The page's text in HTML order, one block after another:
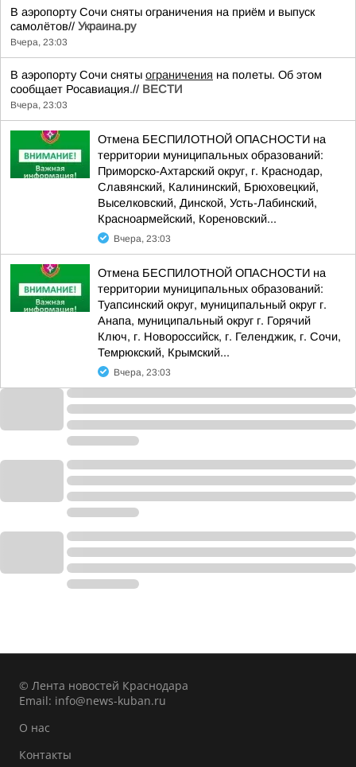
В аэропорту Сочи сняты ограничения на приём и выпуск
самолётов// Украина.ру
Вчера, 23:03
В аэропорту Сочи сняты ограничения на полеты. Об этом
сообщает Росавиация.// ВЕСТИ
Вчера, 23:03
Отмена БЕСПИЛОТНОЙ ОПАСНОСТИ на
территории муниципальных образований:
Приморско-Ахтарский округ, г. Краснодар,
Славянский, Калининский, Брюховецкий,
Выселковский, Динской, Усть-Лабинский,
Красноармейский, Кореновский...
Вчера, 23:03
Отмена БЕСПИЛОТНОЙ ОПАСНОСТИ на
территории муниципальных образований:
Туапсинский округ, муниципальный округ г.
Анапа, муниципальный округ г. Горячий
Ключ, г. Новороссийск, г. Геленджик, г. Сочи,
Темрюкский, Крымский...
Вчера, 23:03
© Лента новостей Краснодара
Email: info@news-kuban.ru
О нас
Контакты